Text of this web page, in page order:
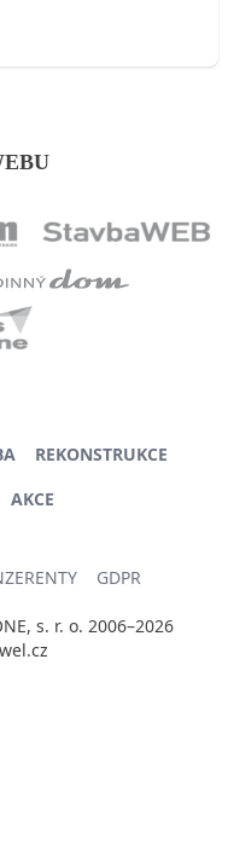
REKONSTRUKCE
AKCE
GDPR
s. r. o. 2006–2026